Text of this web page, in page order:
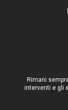
Rimani
interventi e gli